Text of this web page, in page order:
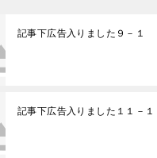
記事下広告入りました９－１
記事下広告入りました１１－１